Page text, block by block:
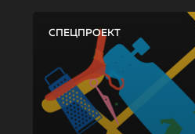
СПЕЦПРОЕКТ